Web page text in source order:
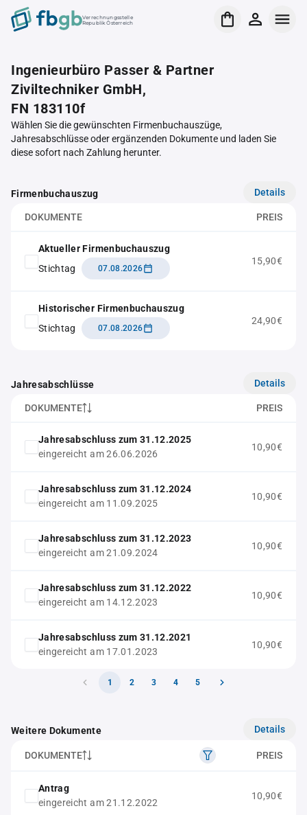
Verrechnungsstelle
Republik Österreich
Ingenieurbüro Passer & Partner
Ziviltechniker GmbH,
FN 183110f
Wählen Sie die gewünschten Firmenbuchauszüge,
Jahresabschlüsse oder ergänzenden Dokumente und laden Sie
diese sofort nach Zahlung herunter.
Firmenbuchauszug Details
DOKUMENTE PREIS
Aktueller Firmenbuchauszug
Stichtag
07.08.2026
15,90€
Historischer Firmenbuchauszug
Stichtag
07.08.2026
24,90€
Jahresabschlüsse Details
DOKUMENTE PREIS
Jahresabschluss zum 31.12.2025
eingereicht am 26.06.2026
10,90€
Jahresabschluss zum 31.12.2024
eingereicht am 11.09.2025
10,90€
Jahresabschluss zum 31.12.2023
eingereicht am 21.09.2024
10,90€
Jahresabschluss zum 31.12.2022
eingereicht am 14.12.2023
10,90€
Jahresabschluss zum 31.12.2021
eingereicht am 17.01.2023
10,90€
1 2 3 4 5
Weitere Dokumente Details
DOKUMENTE PREIS
Antrag
eingereicht am 21.12.2022
10,90€